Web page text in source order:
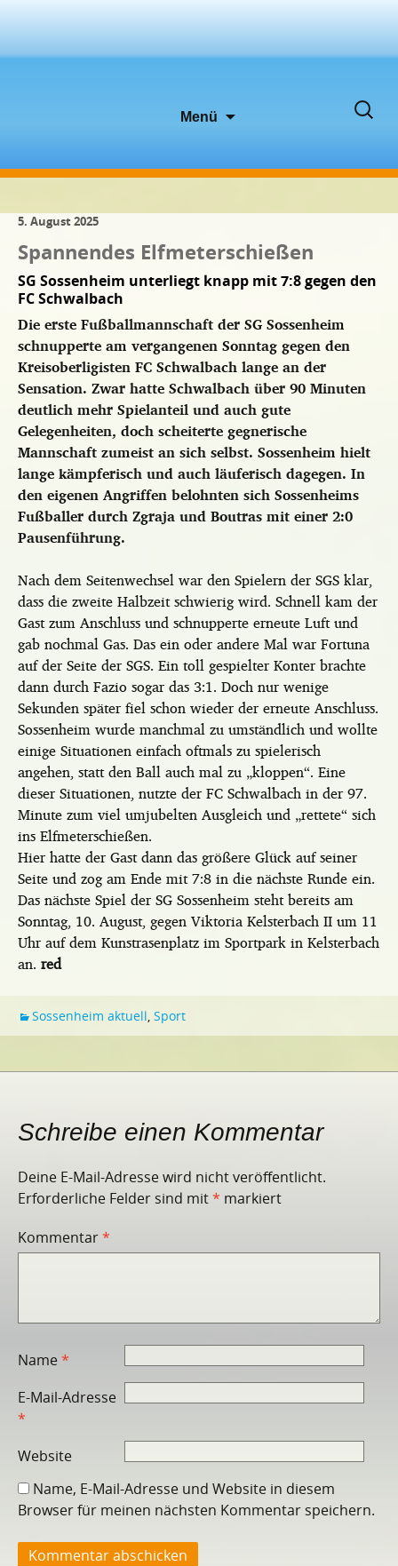
Menü
Suchen
5. August 2025
Spannendes Elfmeterschießen
SG Sossenheim unterliegt knapp mit 7:8 gegen den
FC Schwalbach
Die erste Fußballmannschaft der SG Sossenheim
schnupperte am vergangenen Sonntag gegen den
Kreisoberligisten FC Schwalbach lange an der
Sensation. Zwar hatte Schwalbach über 90 Minuten
deutlich mehr Spielanteil und auch gute
Gelegenheiten, doch scheiterte gegnerische
Mannschaft zumeist an sich selbst. Sossenheim hielt
lange kämpferisch und auch läuferisch dagegen. In
den eigenen Angriffen belohnten sich Sossenheims
Fußballer durch Zgraja und Boutras mit einer 2:0
Pausenführung.
Nach dem Seitenwechsel war den Spielern der SGS klar,
dass die zweite Halbzeit schwierig wird. Schnell kam der
Gast zum Anschluss und schnupperte erneute Luft und
gab nochmal Gas. Das ein oder andere Mal war Fortuna
auf der Seite der SGS. Ein toll gespielter Konter brachte
dann durch Fazio sogar das 3:1. Doch nur wenige
Sekunden später fiel schon wieder der erneute Anschluss.
Sossenheim wurde manchmal zu umständlich und wollte
einige Situationen einfach oftmals zu spielerisch
angehen, statt den Ball auch mal zu „kloppen“. Eine
dieser Situationen, nutzte der FC Schwalbach in der 97.
Minute zum viel umjubelten Ausgleich und „rettete“ sich
ins Elfmeterschießen.
Hier hatte der Gast dann das größere Glück auf seiner
Seite und zog am Ende mit 7:8 in die nächste Runde ein.
Das nächste Spiel der SG Sossenheim steht bereits am
Sonntag, 10. August, gegen Viktoria Kelsterbach II um 11
Uhr auf dem Kunstrasenplatz im Sportpark in Kelsterbach
an. red
Sossenheim aktuell, Sport
Schreibe einen Kommentar
Deine E-Mail-Adresse wird nicht veröffentlicht.
Erforderliche Felder sind mit* markiert
Kommentar*
Name*
E-Mail-Adresse
*
Website
Name, E-Mail-Adresse und Website in diesem
Browser für meinen nächsten Kommentar speichern.